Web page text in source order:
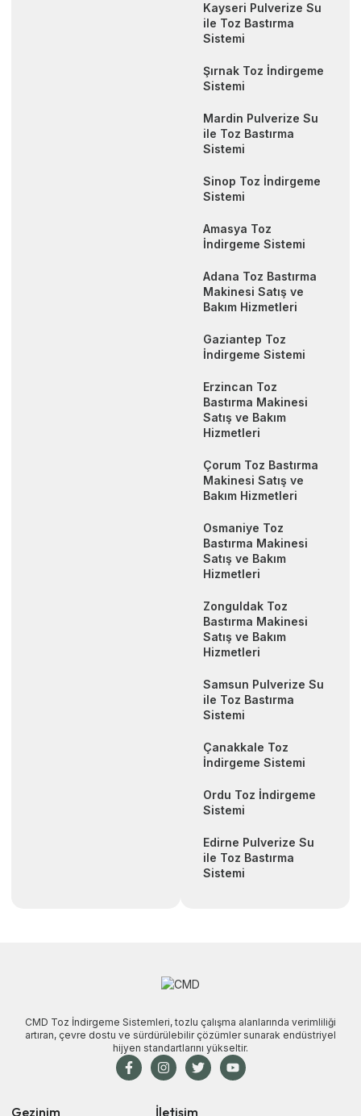
Kayseri Pulverize Su
ile Toz Bastırma
Sistemi
Şırnak Toz İndirgeme
Sistemi
Mardin Pulverize Su
ile Toz Bastırma
Sistemi
Sinop Toz İndirgeme
Sistemi
Amasya Toz
İndirgeme Sistemi
Adana Toz Bastırma
Makinesi Satış ve
Bakım Hizmetleri
Gaziantep Toz
İndirgeme Sistemi
Erzincan Toz
Bastırma Makinesi
Satış ve Bakım
Hizmetleri
Çorum Toz Bastırma
Makinesi Satış ve
Bakım Hizmetleri
Osmaniye Toz
Bastırma Makinesi
Satış ve Bakım
Hizmetleri
Zonguldak Toz
Bastırma Makinesi
Satış ve Bakım
Hizmetleri
Samsun Pulverize Su
ile Toz Bastırma
Sistemi
Çanakkale Toz
İndirgeme Sistemi
Ordu Toz İndirgeme
Sistemi
Edirne Pulverize Su
ile Toz Bastırma
Sistemi
CMD Toz İndirgeme Sistemleri, tozlu çalışma alanlarında verimliliği
artıran, çevre dostu ve sürdürülebilir çözümler sunarak endüstriyel
hijyen standartlarını yükseltir.
Gezinim İletişim